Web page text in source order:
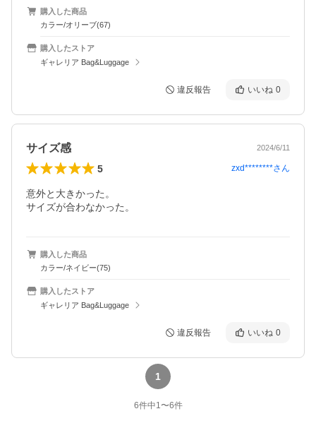
購入した商品
カラー/オリーブ(67)
購入したストア
ギャレリア Bag&Luggage
違反報告 いいね 0
サイズ感 2024/6/11
5 zxd********さん
意外と大きかった。
サイズが合わなかった。
購入した商品
カラー/ネイビー(75)
購入したストア
ギャレリア Bag&Luggage
違反報告 いいね 0
1
6件中1〜6件